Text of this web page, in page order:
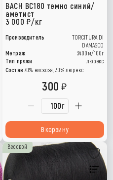
BACH ВС180 темно синий/
аметист
3 000 /кг
Производитель
TORCITURA DI
DAMASCO
Метраж
3400м/100г
Тип пряжи
люрекс
Состав 70% вискоза, 30% люрекс
г
300
В корзину
Весовой